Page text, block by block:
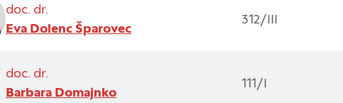
doc. dr.
Eva Dolenc Šparovec
312/III
doc. dr.
Barbara Domajnko
111/I